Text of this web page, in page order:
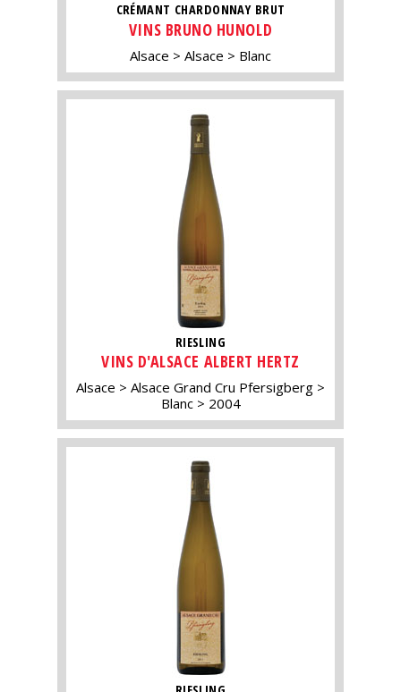
CRÉMANT CHARDONNAY BRUT
VINS BRUNO HUNOLD
Alsace Alsace Blanc
RIESLING
VINS D'ALSACE ALBERT HERTZ
Alsace
Alsace Grand Cru Pfersigberg
Blanc
2004